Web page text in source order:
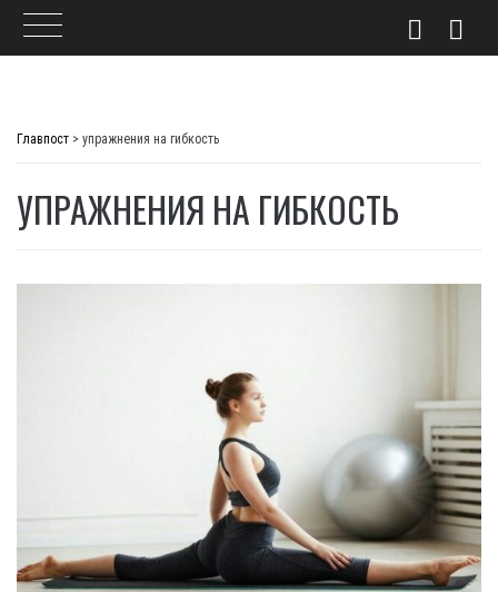
Главпост > упражнения на гибкость
УПРАЖНЕНИЯ НА ГИБКОСТЬ